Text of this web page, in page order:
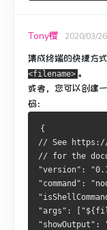
Tony樱 2020/03/
集成终端的快捷方
<filename> 。
或者，您可以创建一
码：
{
// See https://
// for the
"version":
"command":
"args":
"showOutput":